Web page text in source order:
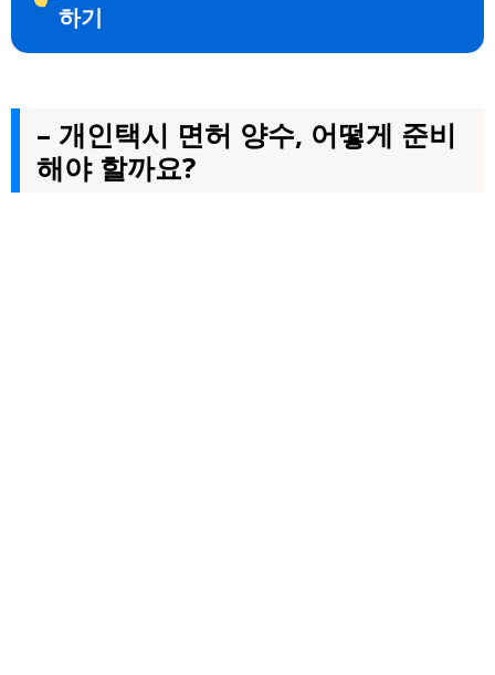
하기
– 개인택시 면허 양수, 어떻게 준비
해야 할까요?